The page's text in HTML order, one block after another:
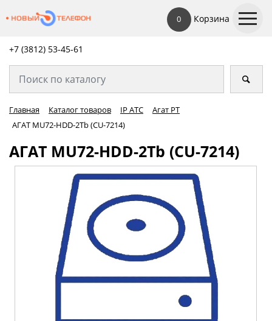
0 Корзина
+7 (3812) 53-45-61
Главная Каталог товаров IP АТС
Агат РТ
АГАТ MU72-HDD-2Tb (CU-7214)
АГАТ MU72-HDD-2Tb (CU-7214)